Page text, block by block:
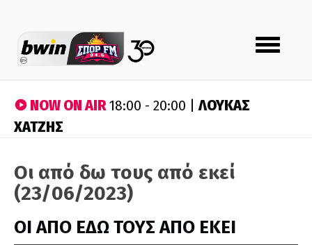
Toggle
navigation
NOW ON AIR18:00 - 20:00 |ΛΟΥΚΑΣ
ΧΑΤΖΗΣ
Οι από δω τους από εκεί
(23/06/2023)
ΟΙ ΑΠΟ ΕΔΩ ΤΟΥΣ ΑΠΟ ΕΚΕΙ